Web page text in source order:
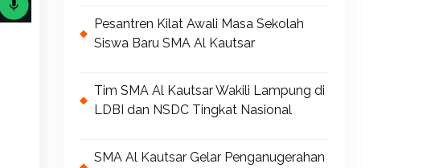
Pesantren Kilat Awali Masa Sekolah
Siswa Baru SMA Al Kautsar
Tim SMA Al Kautsar Wakili Lampung di
LDBI dan NSDC Tingkat Nasional
SMA Al Kautsar Gelar Penganugerahan